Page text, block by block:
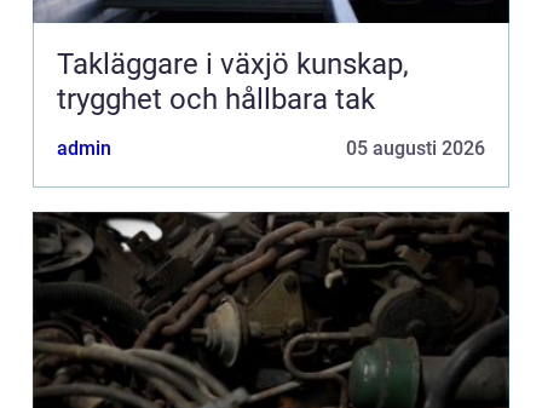
Takläggare i växjö kunskap,
trygghet och hållbara tak
admin 05 augusti 2026